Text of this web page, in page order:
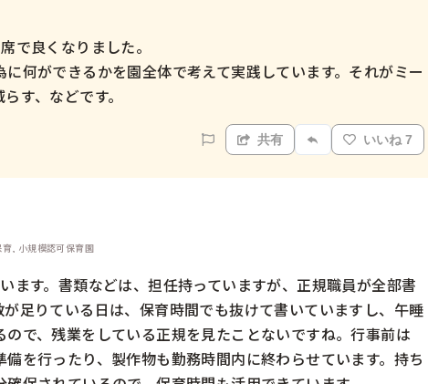
で良くなりました。
何ができるかを園全体で考えて実践しています。それがミー
す、などです。
共有 いいね 7
, 小規模認可保育園
ます。書類などは、担任持っていますが、正規職員が全部書
足りている日は、保育時間でも抜けて書いていますし、午睡
で、残業をしている正規を見たことないですね。行事前は
を行ったり、製作物も勤務時間内に終わらせています。持ち